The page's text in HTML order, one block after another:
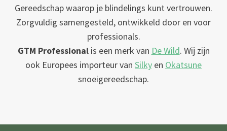
Gereedschap waarop je blindelings kunt vertrouwen.
Zorgvuldig samengesteld, ontwikkeld door en voor
professionals.
GTM Professionalis een merk van De Wild. Wij zijn
ook Europees importeur van Silky en Okatsune
snoeigereedschap.